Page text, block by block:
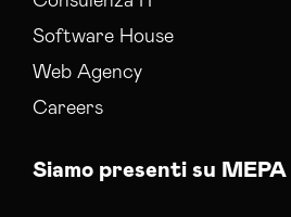
Software House
Web Agency
Careers
Siamo presenti su MEPA